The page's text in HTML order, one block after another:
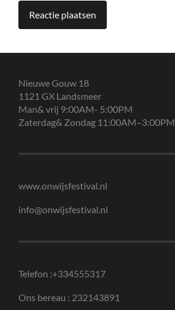
Nieuwe Gouw 18
1121 GX Landsmeer
Man& vrij 9:00AM- 5:00PM
Zaterdag& Zondag 11:00AM–3:00PM
www.onwijsfestival.nl
info@onwijsfestival.nl
Telefon :+334555317
Ons bereau : 232143891